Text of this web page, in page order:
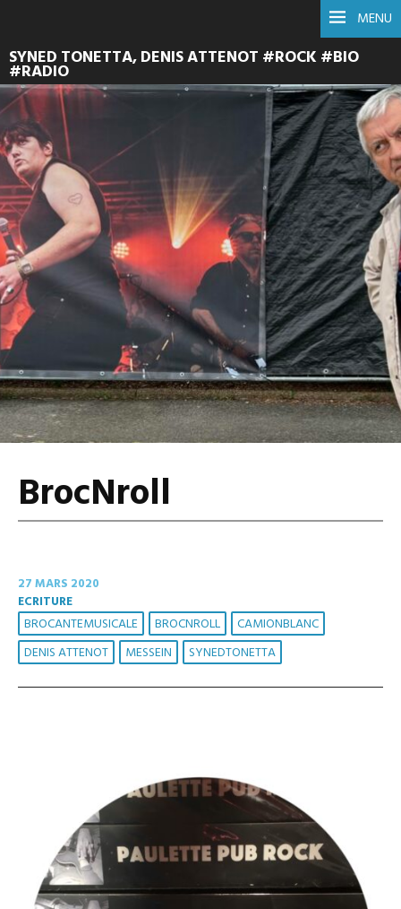
MENU
SYNED TONETTA, DENIS ATTENOT #ROCK #BIO
#RADIO
BrocNroll
27 MARS 2020
ECRITURE
BROCANTEMUSICALE BROCNROLL
CAMIONBLANC
DENIS ATTENOT
MESSEIN SYNEDTONETTA